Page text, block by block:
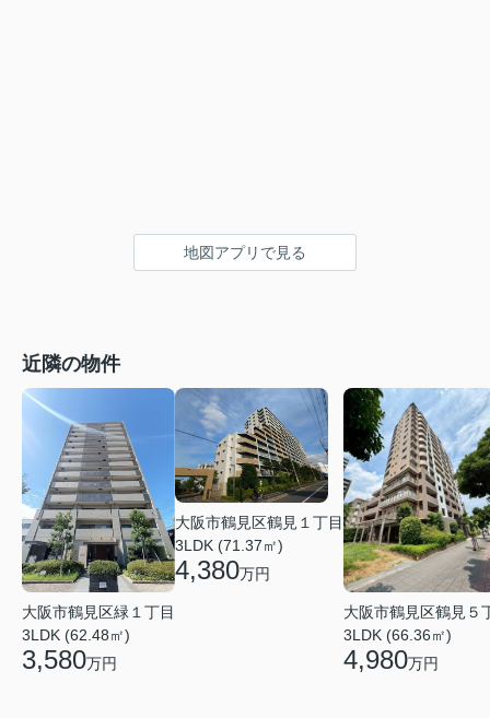
地図アプリで見る
近隣の物件
大阪市鶴見区緑１丁目
3LDK (62.48㎡)
3,580万円
大阪市鶴見区鶴見１丁目
3LDK (71.37㎡)
4,380万円
大阪市鶴見区鶴見５
3LDK (66.36㎡)
4,980万円